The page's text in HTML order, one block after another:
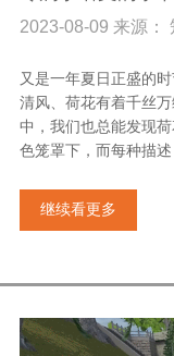
2023-08-09 来源：
又是一年夏日正盛的
清风、荷花有着千丝
中，我们也总能发现
色笼罩下，而每种描述
继续看更多